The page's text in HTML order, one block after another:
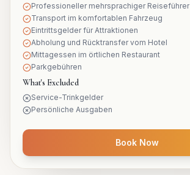
Professioneller mehrsprachiger Reiseführer
Transport im komfortablen Fahrzeug
Eintrittsgelder für Attraktionen
Abholung und Rücktransfer vom Hotel
Mittagessen im örtlichen Restaurant
Parkgebühren
What's Excluded
Service-Trinkgelder
Persönliche Ausgaben
Book Now